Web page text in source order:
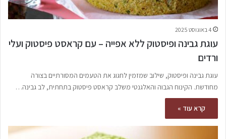
4 באוגוסט 2025
עוגת גבינה ופיסטוק ללא אפייה – עם קראסט פיסטוק ועלי
ורדים
עוגת גבינה ופיסטוק, שילוב שמזמין לחגוג את הטעמים המסורתיים בצורה
מחודשת. הקינוח הגבוה והאלגנטי משלב קראסט פיסטוק בתחתית, לב גבינה…
קרא עוד »